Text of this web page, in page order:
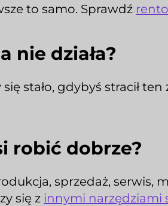
to samo. Sprawdź
nie działa?
stało, gdybyś stracił
robić dobrze?
sprzedaż, serwis,
się z innymi narzędziami